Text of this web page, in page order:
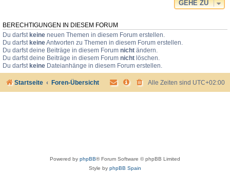
GEHE ZU
BERECHTIGUNGEN IN DIESEM FORUM
Du darfst keine neuen Themen in diesem Forum erstellen.
Du darfst keineAntworten zu Themen in diesem Forum erstellen.
Du darfst deine Beiträge in diesem Forum nicht ändern.
Du darfst deine Beiträge in diesem Forum nicht löschen.
Du darfst keine Dateianhänge in diesem Forum erstellen.
Startseite Foren-Übersicht Alle Zeiten sind UTC+02:00
Powered by phpBB® Forum Software © phpBB Limited
Style by phpBB Spain